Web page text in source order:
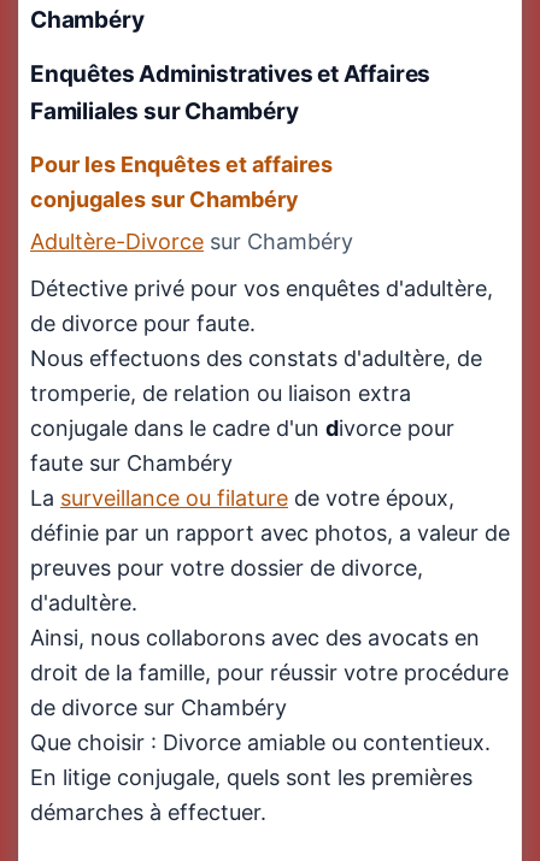
Chambéry
Enquêtes Administratives et Affaires
Familiales sur Chambéry
Pour les Enquêtes et affaires
conjugales sur Chambéry
Adultère-Divorce sur Chambéry
Détective privé pour vos enquêtes d'adultère,
de divorce pour faute.
Nous effectuons des constats d'adultère, de
tromperie, de relation ou liaison extra
conjugale dans le cadre d'un divorce pour
faute sur Chambéry
La surveillance ou filature de votre époux,
définie par un rapport avec photos, a valeur de
preuves pour votre dossier de divorce,
d'adultère.
Ainsi, nous collaborons avec des avocats en
droit de la famille, pour réussir votre procédure
de divorce sur Chambéry
Que choisir : Divorce amiable ou contentieux.
En litige conjugale, quels sont les premières
démarches à effectuer.